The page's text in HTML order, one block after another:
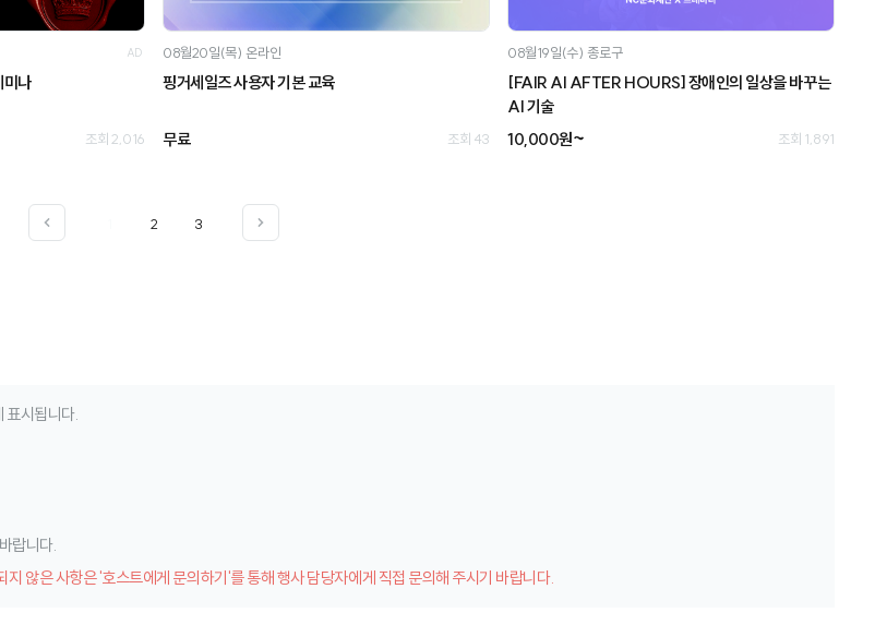
AD
나
조회 2,016
08월20일(목) 온라인
핑거세일즈 사용자 기본 교육
무료 조회 43
08월19일(수) 종로구
[FAIR AI AFTER HOURS] 장애인의 일상을 바꾸는
AI 기술
10,000원~
조회 1,891
2 3
시됩니다.
랍니다.
않은 사항은 '호스트에게 문의하기'를 통해 행사 담당자에게 직접 문의해 주시기 바랍니다.